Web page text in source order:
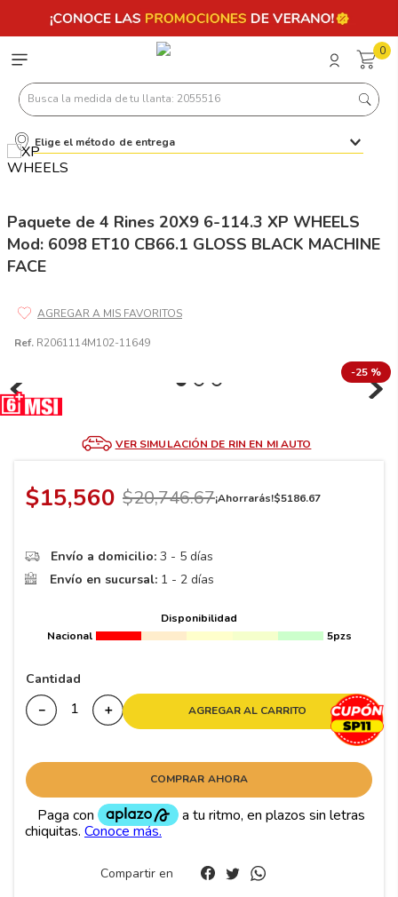
0
Busca la medida de tu llanta: 2055516
Elige el método de entrega
Paquete de 4 Rines 20X9 6-114.3 XP WHEELS
Mod: 6098 ET10 CB66.1 GLOSS BLACK MACHINE
FACE
Ref. R2061114M102-11649
-25 %
VER SIMULACIÓN DE RIN EN MI AUTO
$15,560 $20,746.67¡Ahorrarás!$5186.67
Envío a domicilio: 3 - 5 días
Envío en sucursal: 1 - 2 días
Disponibilidad
Nacional
5pzs
Cantidad
＋
－ AGREGAR AL CARRITO
COMPRAR AHORA
Compartir en
Términos más buscados
3. 225